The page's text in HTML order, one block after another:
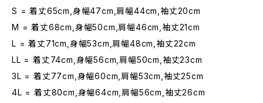
S = 着丈65cm,身幅47cm,肩幅44cm,袖丈20cm
M = 着丈68cm,身幅50cm,肩幅46cm,袖丈21cm
L = 着丈71cm,身幅53cm,肩幅48cm,袖丈22cm
LL = 着丈74cm,身幅56cm,肩幅50cm,袖丈23cm
3L = 着丈77cm,身幅60cm,肩幅53cm,袖丈25cm
4L = 着丈80cm,身幅64cm,肩幅56cm,袖丈26cm